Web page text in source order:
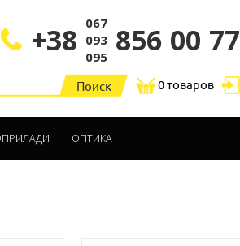
+38 067
093
095 856 00 77
0 товаров
ОПТИКА